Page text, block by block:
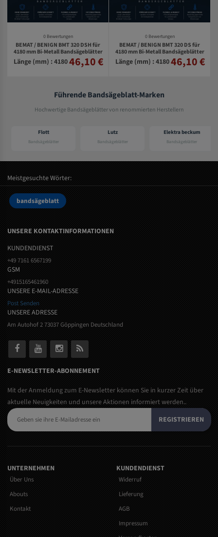
0 Bewertungen
BEMAT / BENIGN BMT 320 DSH für
4180 mm Bi-Metall Bandsägeblätter
Länge (mm) : 418046,10 €
0 Bewertungen
BEMAT / BENIGN BMT 320 DS für
4180 mm Bi-Metall Bandsägeblätter
Länge (mm) : 418046,10 €
Führende Bandsägeblatt-Marken
Hochwertige Bandsägeblätter von renommierten Herstellern
Flott
Bandsägeblätter
Lutz
Bandsägeblätter
Elektra beckum
Bandsägeblätter
Meistgesuchte Wörter:
bandsägeblatt
UNSERE KONTAKTINFORMATIONEN
KUNDENDIENST
+49 7161 6567199
GSM
+4915165461960
UNSERE E-MAIL-ADRESSE
Post Senden
UNSERE ADRESSE
Am Autohof 2 73037 Göppingen Deutschland
E-NEWSLETTER-ABONNEMENT
Mit der Anmeldung zum E-Newsletter können Sie in kurzer Zeit über
aktuelle Neuigkeiten und unsere Aktionen informiert werden..
REGISTRIEREN
UNTERNEHMEN
Über Uns
Abouts
Kontakt
KUNDENDIENST
Widerruf
Lieferung
AGB
Impressum